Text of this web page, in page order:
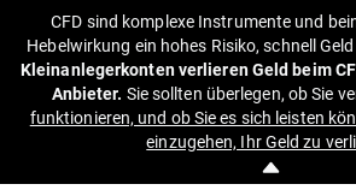
CFD sind komplexe Instrumente und
Hebelwirkung ein hohes Risiko, schnell
Kleinanlegerkonten verlieren Geld beim
Anbieter. Sie sollten überlegen, ob Sie
funktionieren, und ob Sie es sich leisten
einzugehen, Ihr Geld zu